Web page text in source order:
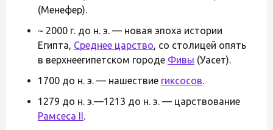
(Менефер).
~ 2000 г. до н. э. — новая эпоха истории
Египта, Среднее царство, со столицей опять
в верхнеегипетском городе Фивы (Уасет).
1700 до н. э. — нашествие гиксосов.
1279 до н. э.—1213 до н. э. — царствование
Рамсеса II.